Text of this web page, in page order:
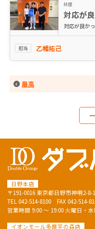
M様
対応が良
対応が良か
担当 乙幡拓己
最高
日野本店
〒191-0016 東京都日野市神明2-8-
TEL 042-514-8100 FAX 042-514-
営業時間 9:00 ～ 19:00 火曜日・
イオンモール多摩平の森店